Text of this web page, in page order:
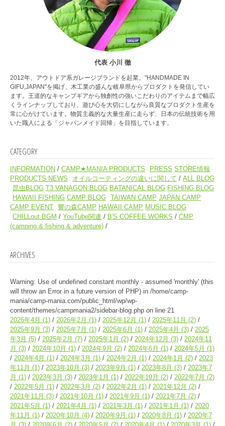
代表 小川 徹
2012年、アウトドア系ガレージブランドを起業。"HANDMADE IN
GIFU,JAPAN"を掲げ、木工業の盛んな岐阜県からプロダクトを発信してい
ます。王道的なキャンプギアから独創性の強いこだわりのアイテムまで幅広
くラインナップしており、遊び心を大切にしながら良質なプロダクト生産を
常に心がけています。物質主義的な大量生産に走らず、日本の伝統技術を用
いた職人による「ジャパンメイド回帰」を目指しています。
CATEGORY
INFORMATION CAMP★MANIA PRODUCTS PRESS STORE情報
PRODUCTS NEWS
オイルコーティングの違いに関して
ALL BLOG
昆虫BLOG T3 VANAGON BLOG BATANICAL BLOG FISHING BLOG
HAWAII FISHING CAMP BLOG TAIWAN CAMP JAPAN CAMP
CAMP EVENT 響の森CAMP HAWAII CAMP MUSIC BLOG
CHILLout BGM
YouTube関連 B'S COFFEE WORKS
CMP
(camping & fishing & adventure)
ARCHIVES
Warning: Use of undefined constant monthly - assumed 'monthly' (this
will throw an Error in a future version of PHP) in /home/camp-
mania/camp-mania.com/public_html/wp/wp-
content/themes/campmania2/sidebar-blog.php on line 21
2026年4月 (1) 2026年2月 (1) 2025年12月 (1) 2025年11月 (2)
2025年9月 (3) 2025年7月 (1) 2025年6月 (1) 2025年4月 (3)
2025
年3月 (5) 2025年2月 (7) 2025年1月 (2) 2024年12月 (3)
2024年11
月 (3) 2024年10月 (1) 2024年9月 (2) 2024年6月 (1) 2024年5月 (1)
2024年4月 (1) 2024年3月 (1) 2024年2月 (1) 2024年1月 (2)
2023
年11月 (1) 2023年10月 (3) 2023年9月 (1) 2023年8月 (3)
2023年7
月 (1) 2023年3月 (3) 2023年1月 (1) 2022年10月 (2) 2022年7月 (2)
2022年5月 (1) 2022年3月 (2) 2022年2月 (1) 2021年12月 (2)
2021年11月 (3) 2021年10月 (1) 2021年9月 (1) 2021年7月 (2)
2021年5月 (1) 2021年4月 (1) 2021年3月 (1) 2021年1月 (1)
2020
年11月 (1) 2020年10月 (4) 2020年9月 (1) 2020年8月 (1)
2020年7